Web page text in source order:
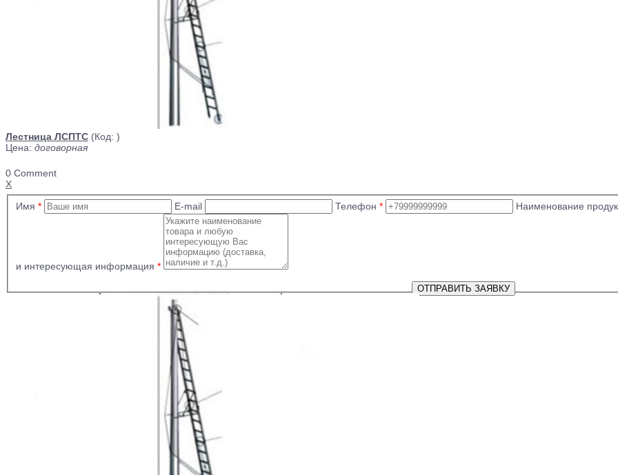
Лестница ЛСПТС (Код: )
Цена: договорная
0 Comment
X
Имя * E-mail Телефон * Наименование
и интересующая информация *